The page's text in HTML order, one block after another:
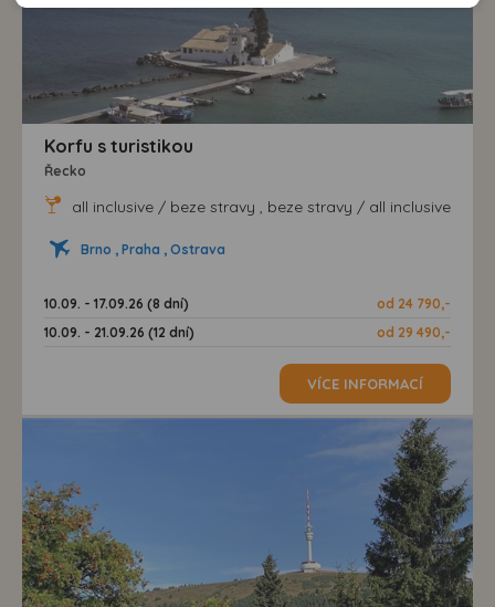
Korfu s turistikou
Řecko
all inclusive / beze stravy , beze stravy / all inclusive
Brno , Praha , Ostrava
10.09. - 17.09.26 (8 dní)
od 24 790,-
10.09. - 21.09.26 (12 dní)
od 29 490,-
VÍCE INFORMACÍ
našem webu, tak na webech třetích stran. Díky tomu
máme možnost vytvářet profily založené na Vašich
zájmech. Na základě těchto informací není zpravidla
možná bezprostřední identifikace uživatele. Bez vyjádření
souhlasu, nedojde k zobrazování obsahu a reklam
přizpůsobených Vašim zájmům.